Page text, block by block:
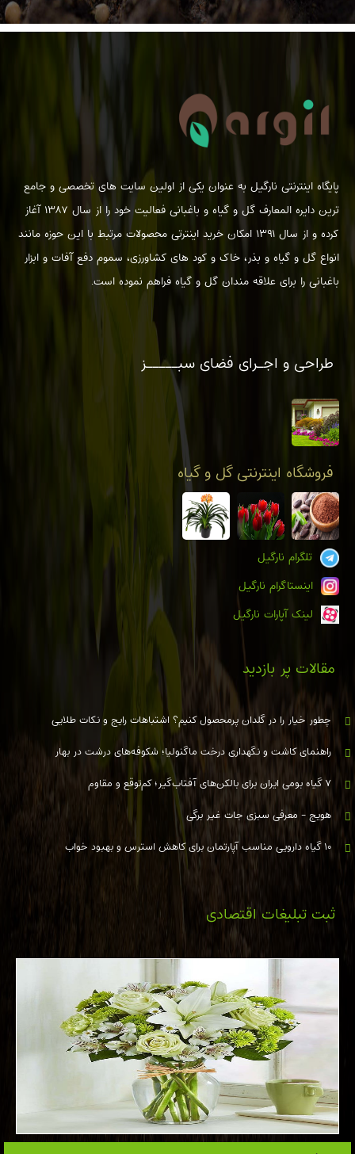
پایگاه اینترنتی نارگیل به عنوان یکی از اولین سایت های تخصصی و جامع
ترین دایره المعارف گل و گیاه و باغبانی فعالیت خود را از سال ۱۳۸۷ آغاز
کرده و از سال ۱۳۹۱ امکان خرید اینترتی محصولات مرتبط با این حوزه مانند
انواع گل و گیاه و بذر، خاک و کود های کشاورزی، سموم دفع آفات و ابزار
باغبانی را برای علاقه مندان گل و گیاه فراهم نموده است.
طراحی و اجـرای فضای سبـــــز
فروشگاه اینترنتی گل و گیاه
تلگرام نارگیل
اینستاگرام نارگیل
لینک آپارات نارگیل
مقالات پر بازدید
چطور خیار را در گلدان پرمحصول کنیم؟ اشتباهات رایج و نکات طلایی
راهنمای کاشت و نگهداری درخت ماگنولیا؛ شکوفه‌های درشت در بهار
۷ گیاه بومی ایران برای بالکن‌های آفتاب‌گیر؛ کم‌توقع و مقاوم
هویج - معرفی سبزی جات غیر برگی
۱۰ گیاه دارویی مناسب آپارتمان برای کاهش استرس و بهبود خواب
ثبت تبلیغات اقتصادی